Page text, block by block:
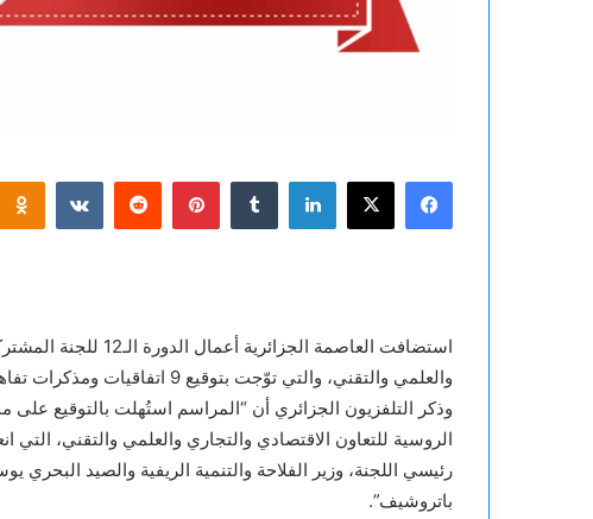
فيسبوك
‫X لينكدإن بينتيريست
استضافت العاصمة
والعلمي والتقني، والتي توّجت بتوقيع 9 اتفاقيات ومذكرات تفاهم بين البلدين.
الروسية للتعاون الاقتصادي والتجاري والعلمي والتقني،
رئيسي اللجنة، وزير الفلاحة والتنمية الريفية والصيد
باتروشيف”.